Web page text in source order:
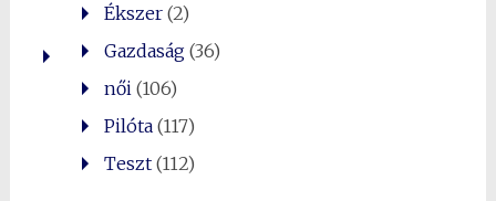
Ékszer(2)
Gazdaság(36)
női (106)
Pilóta(117)
Teszt(112)